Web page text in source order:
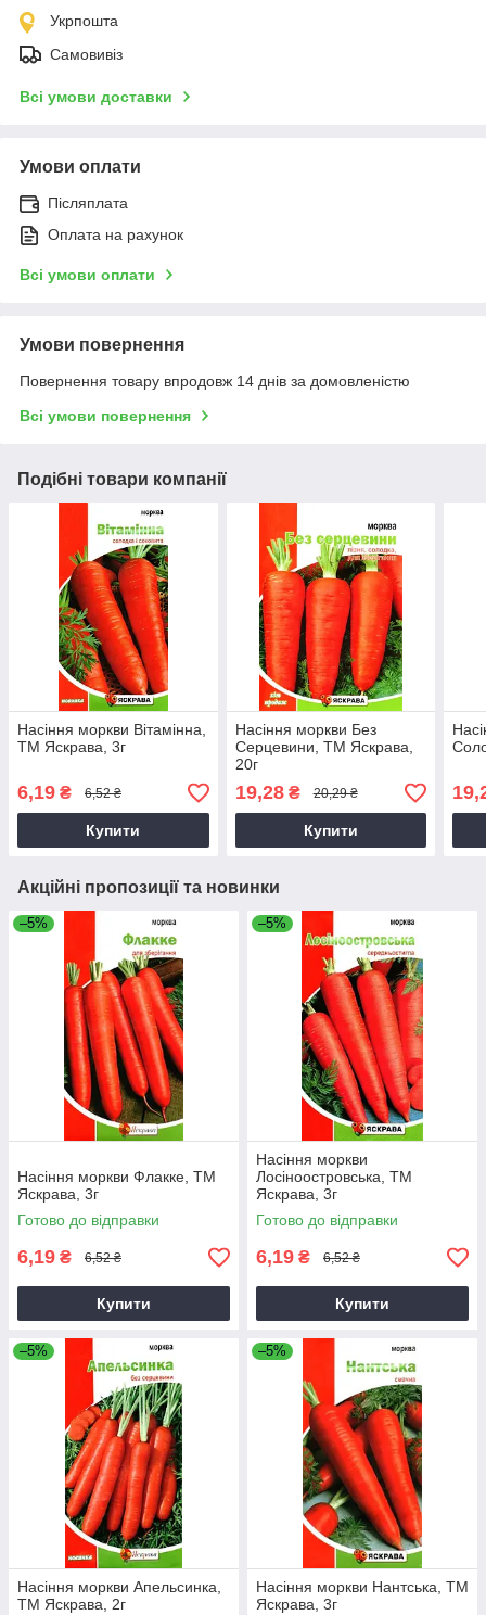
Укрпошта
Самовивіз
Всі умови доставки
Умови оплати
Післяплата
Оплата на рахунок
Всі умови оплати
Умови повернення
Повернення товару впродовж 14 днів за домовленістю
Всі умови повернення
Подібні товари компанії
Насіння моркви Вiтамiнна,
ТМ Яскрава, 3г
6,19 ₴ 6,52 ₴
Купити
Насіння моркви Без
Серцевини, ТМ Яскрава,
20г
19,28₴ 20,29 ₴
Купити
Акційні пропозиції та новинки
–5%
Насіння моркви Флакке, ТМ
Яскрава, 3г
Готово до відправки
6,19 ₴ 6,52 ₴
Купити
–5%
Насіння моркви
Лосiноостровська, ТМ
Яскрава, 3г
Готово до відправки
6,19 ₴ 6,52 ₴
Купити
–5%
Насіння моркви Апельсинка,
ТМ Яскрава, 2г
–5%
Насіння моркви Нантська, ТМ
Яскрава, 3г